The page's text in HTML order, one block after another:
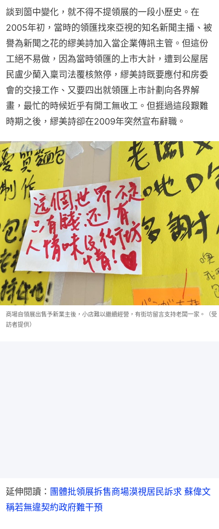
談到箇中變化，就不得不提領展的一段小歷史。在
2005年初，當時的領匯找來亞視的知名新聞主播、被
譽為新聞之花的繆美詩加入當企業傳訊主管。但這份
工絕不易做，因為當時領匯的上市大計，遭到公屋居
民盧少蘭入稟司法覆核煞停，繆美詩既要應付和房委
會的交接工作、又要四出就領匯上市計劃向各界解
畫，最忙的時候近乎有開工無收工。但捱過這段艱難
時期之後，繆美詩卻在2009年突然宣布辭職。
商場自領展出售予新業主後，小店難以繼續經營，有街坊留言支持老闆一家。（受
訪者提供）
延伸閱讀： 團體批領展拆售商場漠視居民訴求 蘇偉文
稱若無違契約政府難干預